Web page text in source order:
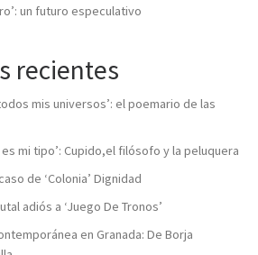
un futuro especulativo
recientes
mis universos’: el poemario de las
es mi tipo’: Cupido,el filósofo y la peluquera
de ‘Colonia’ Dignidad
adiós a ‘Juego De Tronos’
en Granada: De Borja